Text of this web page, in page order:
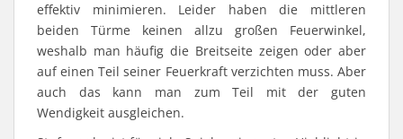
effektiv minimieren. Leider haben die mittleren
beiden Türme keinen allzu großen Feuerwinkel,
weshalb man häufig die Breitseite zeigen oder aber
auf einen Teil seiner Feuerkraft verzichten muss. Aber
auch das kann man zum Teil mit der guten
Wendigkeit ausgleichen.